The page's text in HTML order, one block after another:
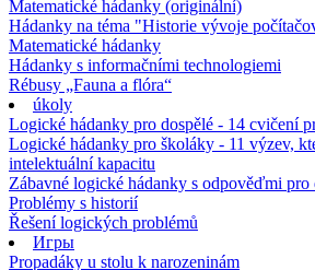
Matematické hádanky (originální)
Hádanky na téma "Historie vývoje
Matematické hádanky
Hádanky s informačními technologiemi
Rébusy „Fauna a flóra“
úkoly
Logické hádanky pro dospělé - 14 cvičení
Logické hádanky pro školáky - 11 výzev,
intelektuální kapacitu
Zábavné logické hádanky s odpověďmi pro
Problémy s historií
Řešení logických problémů
Игры
Propadáky u stolu k narozeninám